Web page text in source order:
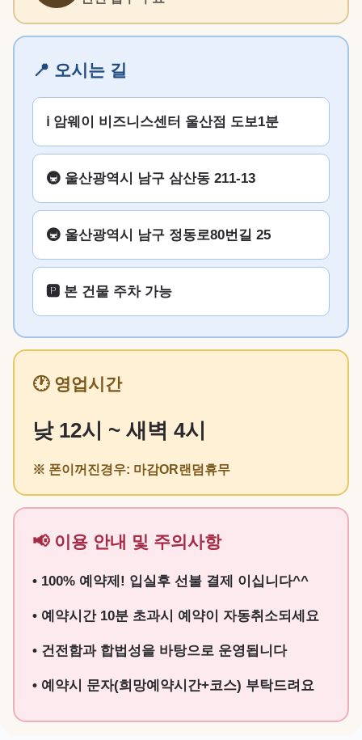
📍 오시는 길
ℹ️ 암웨이 비즈니스센터 울산점 도보1분
🚇 울산광역시 남구 삼산동 211-13
🚇 울산광역시 남구 정동로80번길 25
🅿️ 본 건물 주차 가능
🕐 영업시간
낮 12시 ~ 새벽 4시
※ 폰이꺼진경우: 마감OR랜덤휴무
📢 이용 안내 및 주의사항
• 100% 예약제! 입실후 선불 결제 이십니다^^
• 예약시간 10분 초과시 예약이 자동취소되세요
• 건전함과 합법성을 바탕으로 운영됩니다
• 예약시 문자(희망예약시간+코스) 부탁드려요